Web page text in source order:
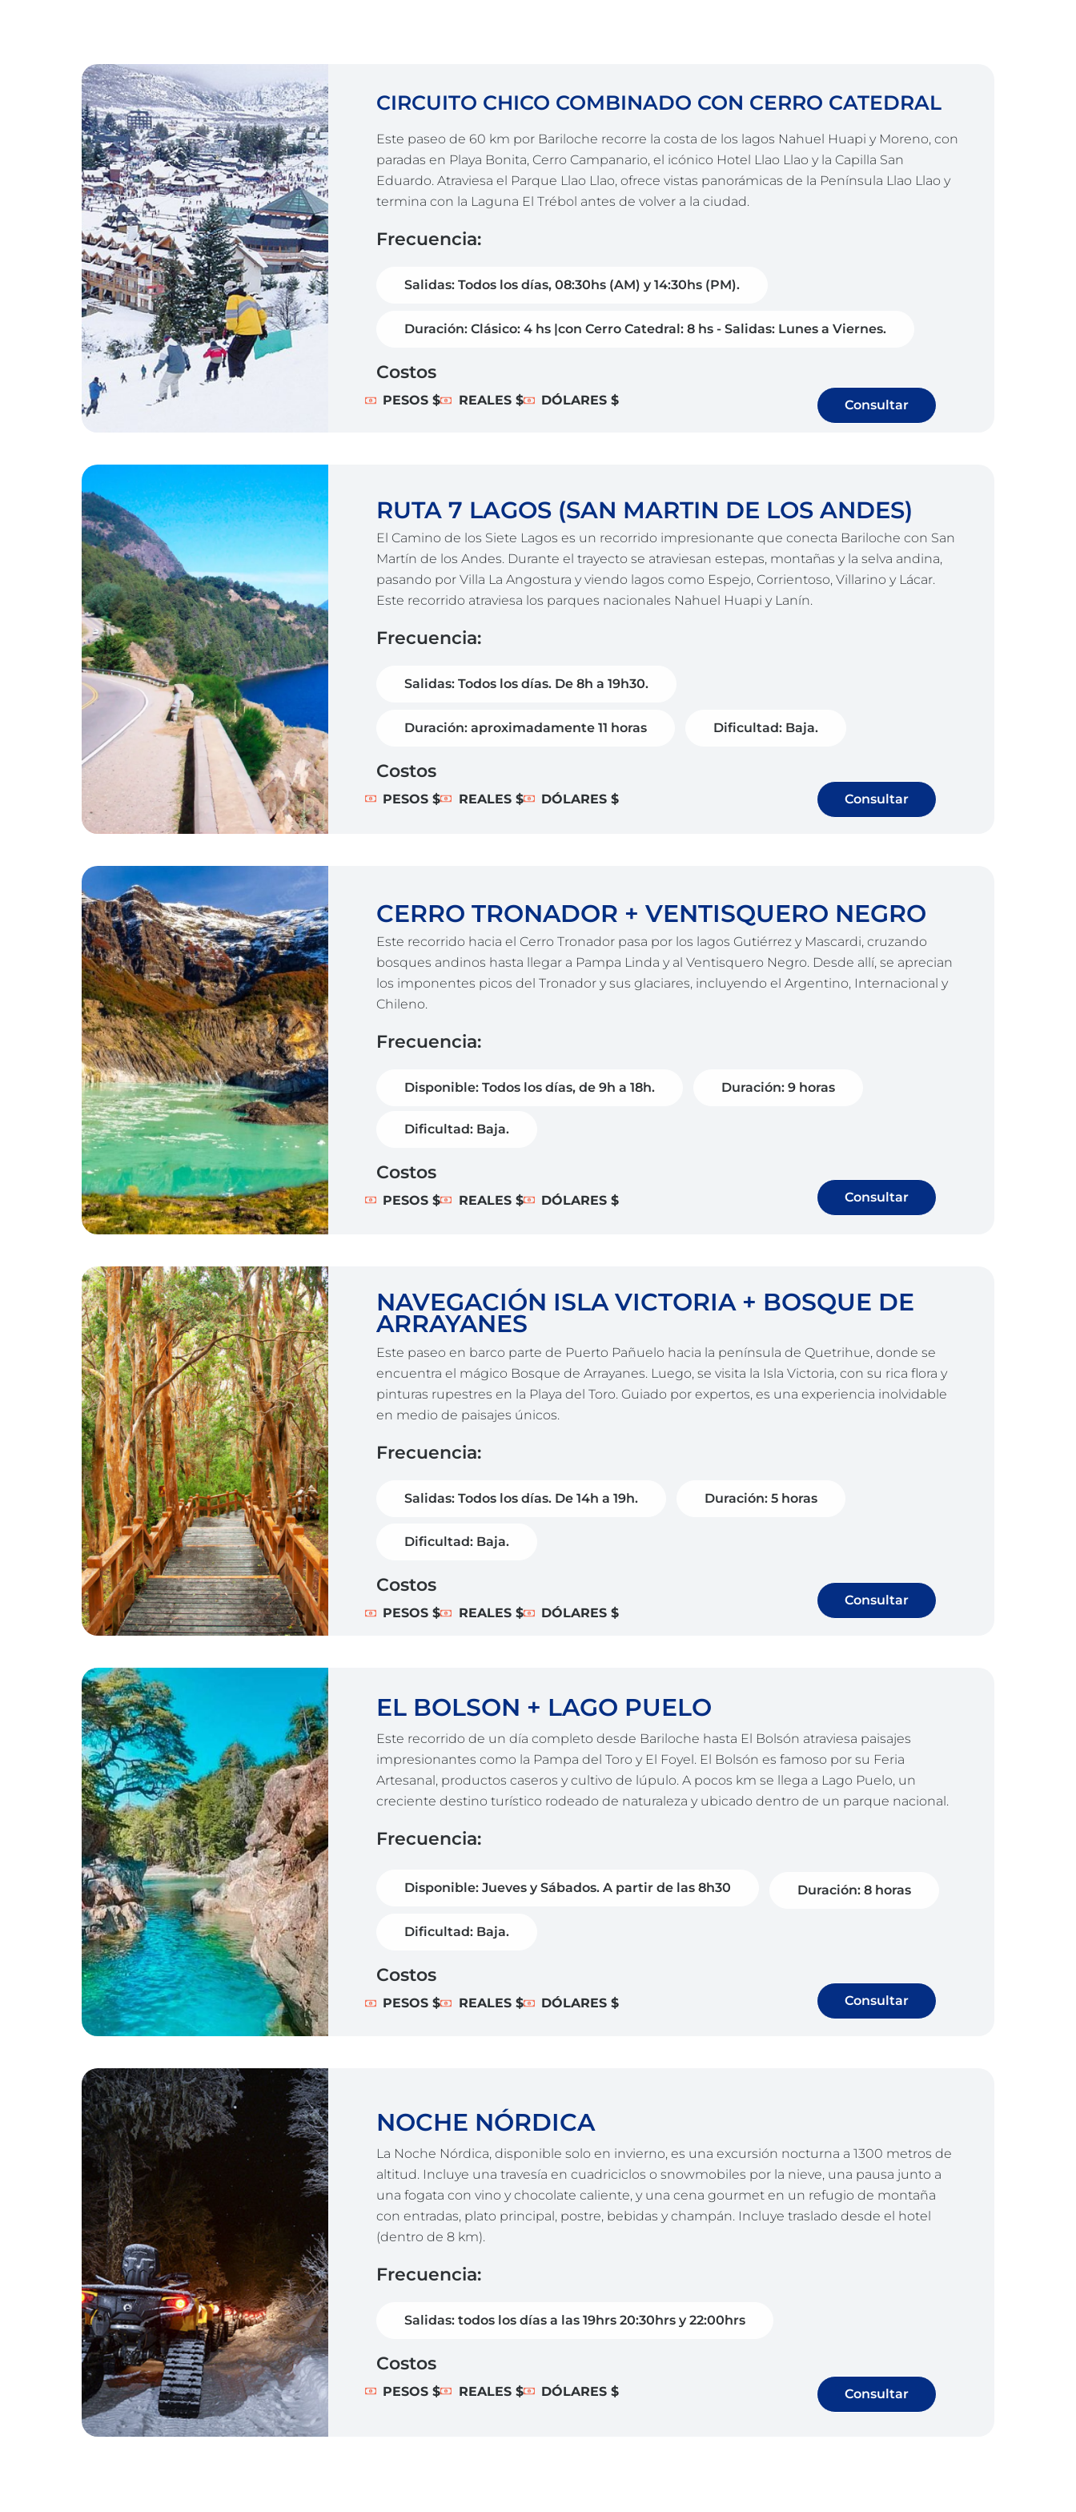
CIRCUITO CHICO COMBINADO CON CERRO CATEDRAL
Este paseo de 60 km por Bariloche recorre la costa de los lagos Nahuel Huapi y Moreno, con
paradas en Playa Bonita, Cerro Campanario, el icónico Hotel Llao Llao y la Capilla San
Eduardo. Atraviesa el Parque Llao Llao, ofrece vistas panorámicas de la Península Llao Llao y
termina con la Laguna El Trébol antes de volver a la ciudad.
Frecuencia:
Salidas: Todos los días, 08:30hs (AM) y 14:30hs (PM).
Duración: Clásico: 4 hs |con Cerro Catedral: 8 hs - Salidas: Lunes a Viernes.
Costos
PESOS $ REALES $ DÓLARES $ Consultar
RUTA 7 LAGOS (SAN MARTIN DE LOS ANDES)
El Camino de los Siete Lagos es un recorrido impresionante que conecta Bariloche con San
Martín de los Andes. Durante el trayecto se atraviesan estepas, montañas y la selva andina,
pasando por Villa La Angostura y viendo lagos como Espejo, Corrientoso, Villarino y Lácar.
Este recorrido atraviesa los parques nacionales Nahuel Huapi y Lanín.
Frecuencia:
Salidas: Todos los días. De 8h a 19h30.
Duración: aproximadamente 11 horas Dificultad: Baja.
Costos
PESOS $ REALES $ DÓLARES $ Consultar
CERRO TRONADOR + VENTISQUERO NEGRO
Este recorrido hacia el Cerro Tronador pasa por los lagos Gutiérrez y Mascardi, cruzando
bosques andinos hasta llegar a Pampa Linda y al Ventisquero Negro. Desde allí, se aprecian
los imponentes picos del Tronador y sus glaciares, incluyendo el Argentino, Internacional y
Chileno.
Frecuencia:
Disponible: Todos los días, de 9h a 18h. Duración: 9 horas
Dificultad: Baja.
Costos
PESOS $ REALES $ DÓLARES $ Consultar
NAVEGACIÓN ISLA VICTORIA + BOSQUE DE
ARRAYANES
Este paseo en barco parte de Puerto Pañuelo hacia la península de Quetrihue, donde se
encuentra el mágico Bosque de Arrayanes. Luego, se visita la Isla Victoria, con su rica flora y
pinturas rupestres en la Playa del Toro. Guiado por expertos, es una experiencia inolvidable
en medio de paisajes únicos.
Frecuencia:
Salidas: Todos los días. De 14h a 19h. Duración: 5 horas
Dificultad: Baja.
Costos
PESOS $ REALES $ DÓLARES $
Consultar
EL BOLSON + LAGO PUELO
Este recorrido de un día completo desde Bariloche hasta El Bolsón atraviesa paisajes
impresionantes como la Pampa del Toro y El Foyel. El Bolsón es famoso por su Feria
Artesanal, productos caseros y cultivo de lúpulo. A pocos km se llega a Lago Puelo, un
creciente destino turístico rodeado de naturaleza y ubicado dentro de un parque nacional.
Frecuencia:
Disponible: Jueves y Sábados. A partir de las 8h30 Duración: 8 horas
Dificultad: Baja.
Costos
PESOS $ REALES $ DÓLARES $ Consultar
NOCHE NÓRDICA
La Noche Nórdica, disponible solo en invierno, es una excursión nocturna a 1300 metros de
altitud. Incluye una travesía en cuadriciclos o snowmobiles por la nieve, una pausa junto a
una fogata con vino y chocolate caliente, y una cena gourmet en un refugio de montaña
con entradas, plato principal, postre, bebidas y champán. Incluye traslado desde el hotel
(dentro de 8 km).
Frecuencia:
Salidas: todos los días a las 19hrs 20:30hrs y 22:00hrs
Costos
PESOS $ REALES $ DÓLARES $ Consultar